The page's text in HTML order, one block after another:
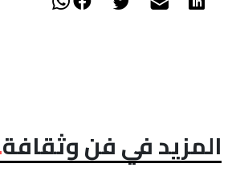
المزيد في فن وثقافة